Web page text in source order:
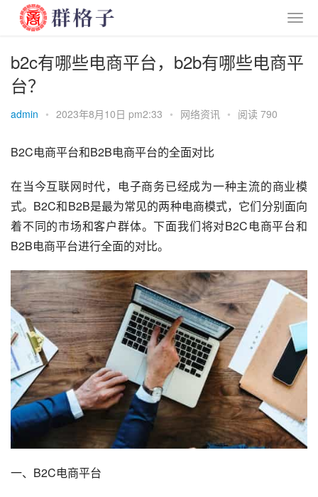
b2c有哪些电商平台，b2b有哪些电商平
台？
admin • 2023年8月10日 pm2:33 • 网络资讯 • 阅读 790
B2C电商平台和B2B电商平台的全面对比
在当今互联网时代，电子商务已经成为一种主流的商业模
式。B2C和B2B是最为常见的两种电商模式，它们分别面向
着不同的市场和客户群体。下面我们将对B2C电商平台和
B2B电商平台进行全面的对比。
一、B2C电商平台